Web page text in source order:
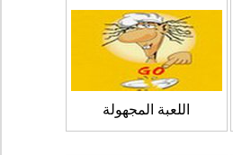
اللعبة المجهولة